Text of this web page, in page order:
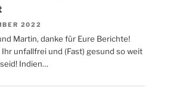
2022
Martin, danke für Eure Berichte!
Ihr unfallfrei und (Fast) gesund so weit
Indien…